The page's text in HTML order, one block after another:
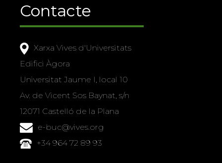
Contacte
Xarxa Vives d'Universitats
Edifici Àgora
Universitat Jaume I, local 10
Av. de Vicent Sos Baynat, s/n
12071 Castelló de la Plana
e-buc@vives.org
+34 964 72 89 93